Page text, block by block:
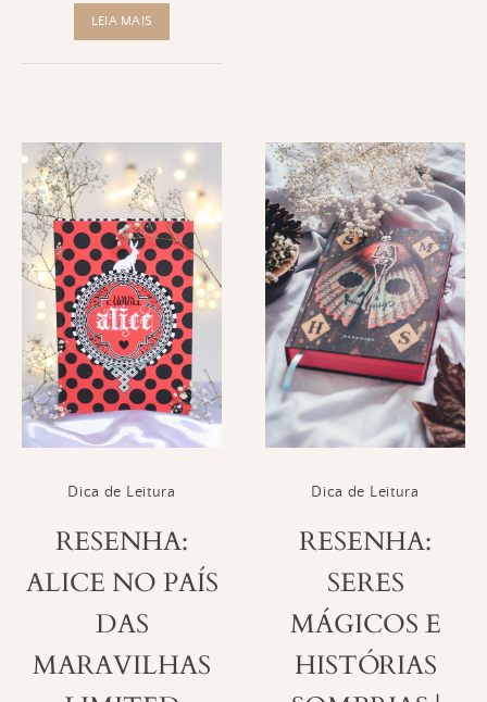
LEIA MAIS
Dica de Leitura
RESENHA:
ALICE NO PAÍS
DAS
MARAVILHAS
Dica de Leitura
RESENHA:
SERES
MÁGICOS E
HISTÓRIAS